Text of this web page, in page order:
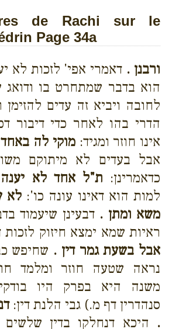
de Rachi sur le
Page 34a
ורבנן . דאמרי אפי' לזכות לא
הוא בדבר שמתחרט בו ודואג
לחובה ויביא זה עדים
הדרי בהו לאחר כדי דיבור
אינו חוזר ומגיד:מוקי לה
אבל בעדים לא מיתוקם
כדאמרינן: ת"ל אחד לא
למות הוא דאינו עונה כו':לא
משא ומתן . דבעינן שיעמוד
ראיות שמא ימצא חיזוק
אבל בשעת גמר דין . שחיפש
נראה שטעה חוזר ומלמד
משנה היא בפרק היו
סנהדרין דף מ.) גבי הלנת דין:
. היכא דנחלקו בדין שלשים